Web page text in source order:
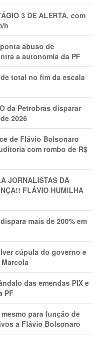
3 DE ALERTA, com
h
abuso de
a autonomia da PF
total no fim da escala
da Petrobras disparar
2026
de Flávio Bolsonaro
com rombo de R$
JORNALISTAS DA
FLÁVIO HUMILHA
mais de 200% em
cúpula do governo e
das emendas PIX e
PF
para função de
a Flávio Bolsonaro